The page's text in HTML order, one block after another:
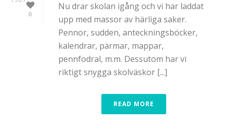
0
Nu drar skolan igång och vi har laddat
upp med massor av härliga saker.
Pennor, sudden, anteckningsböcker,
kalendrar, pärmar, mappar,
pennfodral, m.m. Dessutom har vi
riktigt snygga skolväskor [...]
READ MORE